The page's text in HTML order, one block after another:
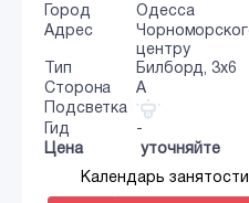
Город
Одесса
Адрес
центру
Тип
Билборд, 3x6
Сторона
A
Подсветка
Гид
-
Цена
уточняйте
Календарь занятости